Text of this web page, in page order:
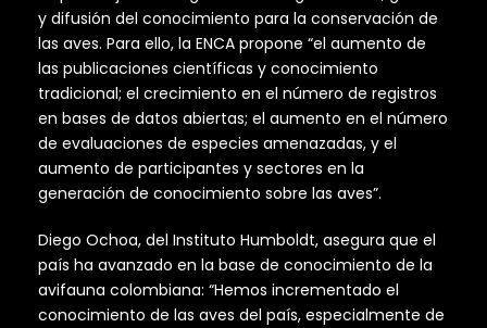
y difusión del conocimiento para la conservación de
las aves. Para ello, la ENCA propone “el aumento de
las publicaciones científicas y conocimiento
tradicional; el crecimiento en el número de registros
en bases de datos abiertas; el aumento en el número
de evaluaciones de especies amenazadas, y el
aumento de participantes y sectores en la
generación de conocimiento sobre las aves”.
Diego Ochoa, del Instituto Humboldt, asegura que el
país ha avanzado en la base de conocimiento de la
avifauna colombiana: “Hemos incrementado el
conocimiento de las aves del país, especialmente de